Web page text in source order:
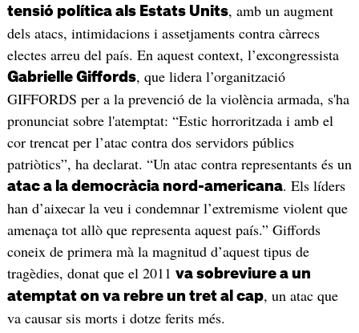
tensió política als Estats Units, amb un augment
dels atacs, intimidacions i assetjaments contra càrrecs
electes arreu del país. En aquest context, l’excongressista
Gabrielle Giffords, que lidera l’organització
GIFFORDS per a la prevenció de la violència armada, s'ha
pronunciat sobre l'atemptat: “Estic horroritzada i amb el
cor trencat per l’atac contra dos servidors públics
patriòtics”, ha declarat. “Un atac contra representants és un
atac a la democràcia nord-americana. Els líders
han d’aixecar la veu i condemnar l’extremisme violent que
amenaça tot allò que representa aquest país.” Giffords
coneix de primera mà la magnitud d’aquest tipus de
tragèdies, donat que el 2011 va sobreviure a un
atemptat on va rebre un tret al cap, un atac que
va causar sis morts i dotze ferits més.